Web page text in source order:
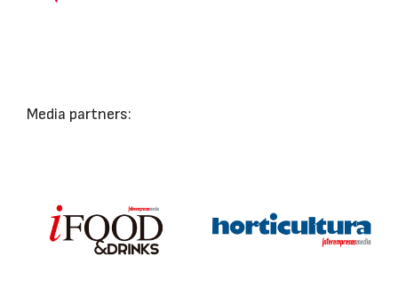
Media partners: